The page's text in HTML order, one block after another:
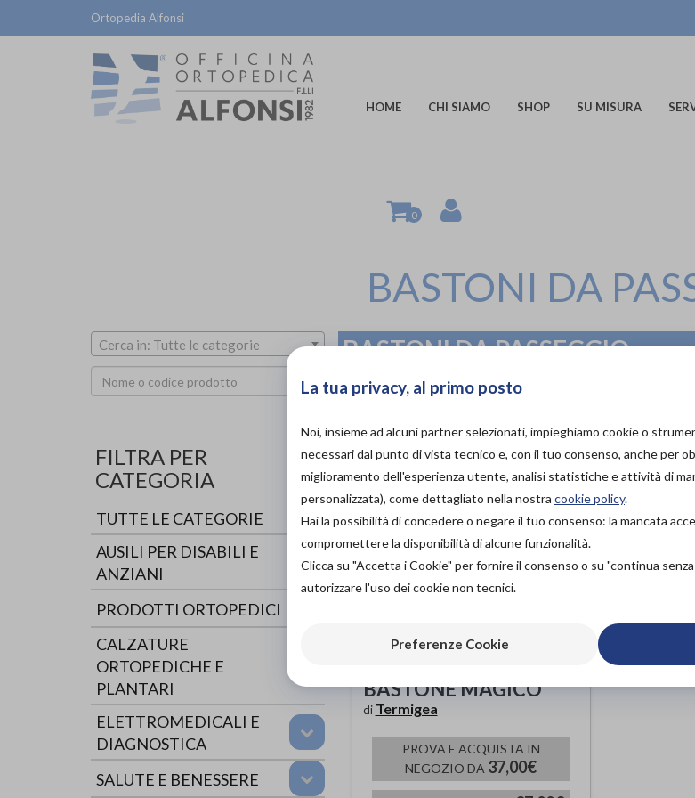
Ortopedia Alfonsi
HOME CHI SIAMO SHOP SU MISURA
0
BASTONI DA
Cerca in: Tutte le categorie
FILTRA PER
CATEGORIA
TUTTE LE CATEGORIE
AUSILI PER DISABILI E
ANZIANI
PRODOTTI ORTOPEDICI
CALZATURE
ORTOPEDICHE E
PLANTARI
ELETTROMEDICALI E
DIAGNOSTICA
SALUTE E BENESSERE
BASTONI DA PASSEGGIO
Cerca per marca
BASTONE MAGICO
di Termigea
PROVA E ACQUISTA IN
NEGOZIO DA 37,00€
La tua privacy, al primo posto
Noi, insieme ad alcuni partner selezionati, impieghiamo cookie o
necessari dal punto di vista tecnico e, con il tuo consenso, anche per
miglioramento dell'esperienza utente, analisi statistiche e attività di
personalizzata), come dettagliato nella nostra cookie policy.
Hai la possibilità di concedere o negare il tuo consenso: la mancata
compromettere la disponibilità di alcune funzionalità.
Clicca su "Accetta i Cookie" per fornire il consenso o su "continua
autorizzare l'uso dei cookie non tecnici.
Preferenze Cookie